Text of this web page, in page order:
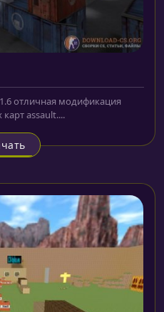
отличная модификация
assault....